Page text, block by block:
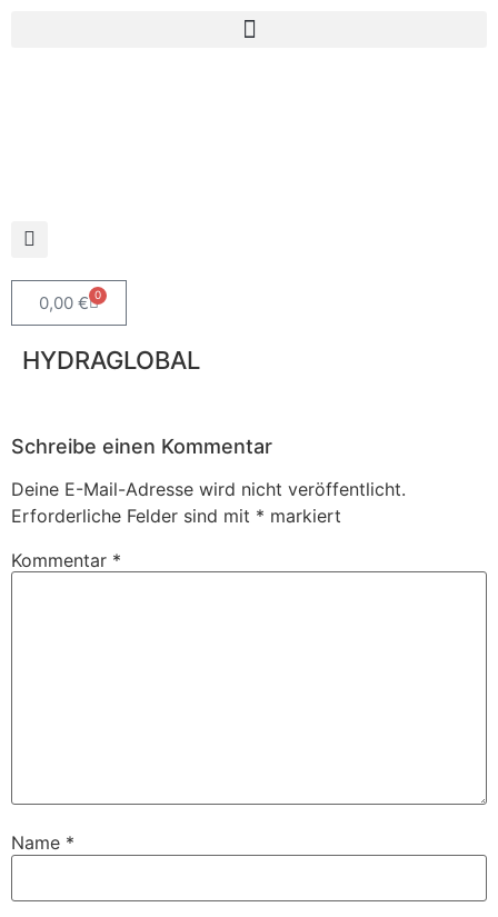
0,00 € 0
HYDRAGLOBAL
Schreibe einen Kommentar
Deine E-Mail-Adresse wird nicht veröffentlicht.
Erforderliche Felder sind mit * markiert
Kommentar *
Name *